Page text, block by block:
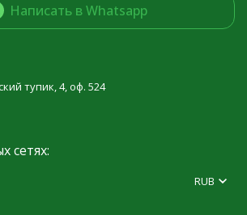
Написать в Whatsapp
тупик, 4, оф. 524
сетях:
RUB